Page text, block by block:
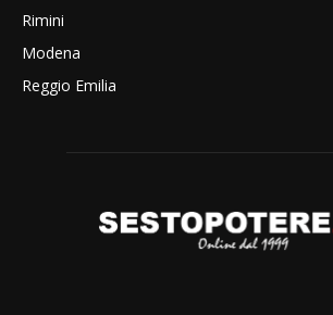
Rimini
Modena
Reggio Emilia